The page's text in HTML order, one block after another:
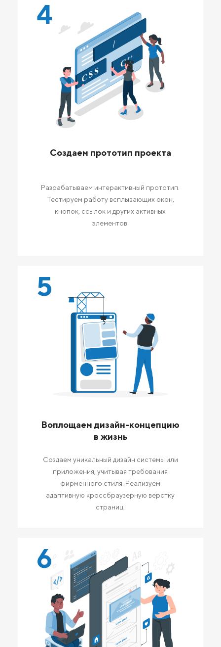
4
Создаем прототип проекта
Разрабатываем интерактивный прототип.
Тестируем работу всплывающих окон,
кнопок, ссылок и других активных
элементов.
5
Воплощаем дизайн-концепцию
в жизнь
Создаем уникальный дизайн системы или
приложения, учитывая требования
фирменного стиля. Реализуем
адаптивную кроссбраузерную верстку
страниц.
6